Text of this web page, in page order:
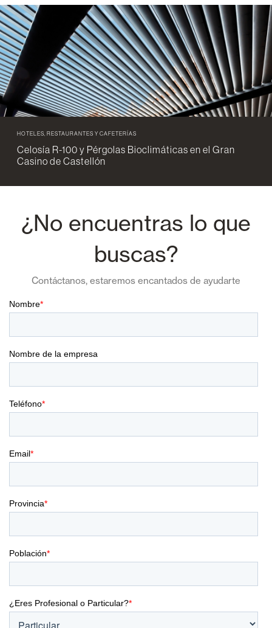
HOTELES, RESTAURANTES Y CAFETERÍAS
Celosía R-100 y Pérgolas Bioclimáticas en el Gran
Casino de Castellón
¿No encuentras lo que
buscas?
Contáctanos, estaremos encantados de ayudarte